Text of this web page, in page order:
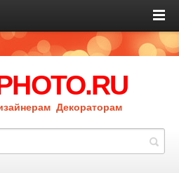
Декораторам